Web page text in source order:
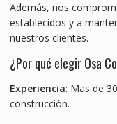
Además, nos
establecidos y a
nuestros clientes.
¿Por qué elegir Osa
Experiencia: Mas de
construcción.